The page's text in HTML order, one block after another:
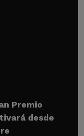
Premio
desde